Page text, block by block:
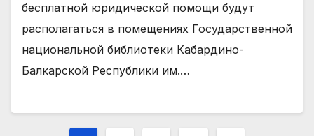
бесплатной юридической помощи будут
располагаться в помещениях Государственной
национальной библиотеки Кабардино-
Балкарской Республики им.…